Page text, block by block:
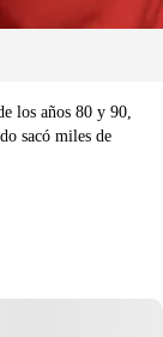
los años 80 y 90,
sacó miles de